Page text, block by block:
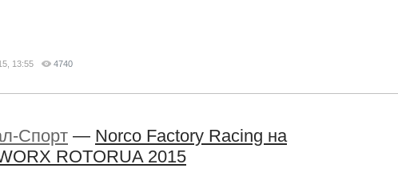
13:55 4740
Спорт — Norco Factory Racing на
ROTORUA 2015